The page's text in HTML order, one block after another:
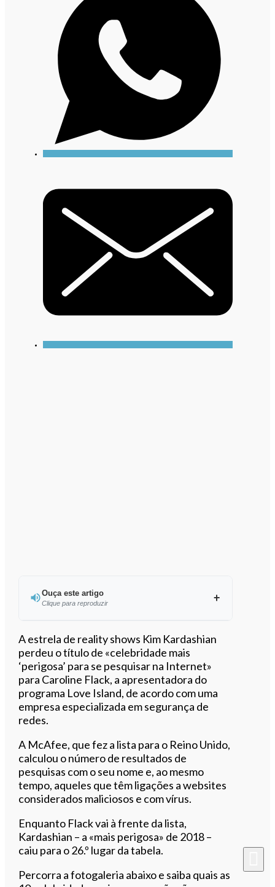
Ouça este artigo
Clique para reproduzir
Ouvir este artigo
A estrela de reality shows Kim Kardashian
perdeu o título de «celebridade mais
‘perigosa’ para se pesquisar na Internet»
para Caroline Flack, a apresentadora do
programa Love Island, de acordo com uma
empresa especializada em segurança de
redes.
A McAfee, que fez a lista para o Reino Unido,
calculou o número de resultados de
pesquisas com o seu nome e, ao mesmo
tempo, aqueles que têm ligações a websites
considerados maliciosos e com vírus.
Enquanto Flack vai à frente da lista,
Kardashian – a «mais perigosa» de 2018 –
caiu para o 26.º lugar da tabela.
Percorra a fotogaleria abaixo e saiba quais as